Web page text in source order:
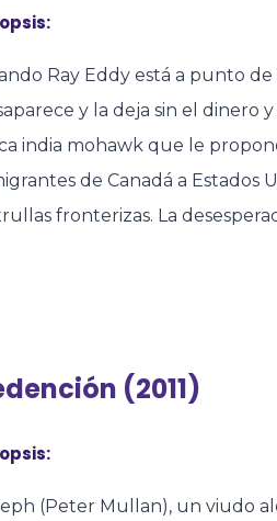
Ray Eddy está a punto
y la deja sin el dinero
india mohawk que le
de Canadá a Estados
fronterizas. La
(2011)
(Peter Mullan), un viudo